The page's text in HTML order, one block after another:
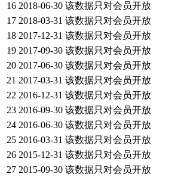
16 2018-06-30 该数据只对会员开放
17 2018-03-31 该数据只对会员开放
18 2017-12-31 该数据只对会员开放
19 2017-09-30 该数据只对会员开放
20 2017-06-30 该数据只对会员开放
21 2017-03-31 该数据只对会员开放
22 2016-12-31 该数据只对会员开放
23 2016-09-30 该数据只对会员开放
24 2016-06-30 该数据只对会员开放
25 2016-03-31 该数据只对会员开放
26 2015-12-31 该数据只对会员开放
27 2015-09-30 该数据只对会员开放